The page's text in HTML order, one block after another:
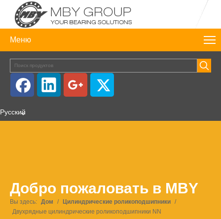
Меню
Pусский
Добро пожаловать в MBY
Вы здесь: Дом / Цилиндрические роликоподшипники /
Двухрядные цилиндрические роликоподшипники NN